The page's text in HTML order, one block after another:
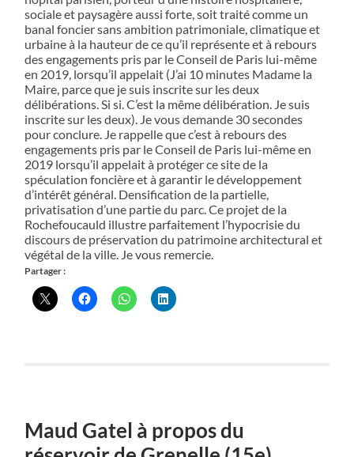
sociale et paysagère aussi forte, soit traité comme un
banal foncier sans ambition patrimoniale, climatique et
urbaine à la hauteur de ce qu’il représente et à rebours
des engagements pris par le Conseil de Paris lui-même
en 2019, lorsqu’il appelait (J’ai 10 minutes Madame la
Maire, parce que je suis inscrite sur les deux
délibérations. Si si. C’est la même délibération. Je suis
inscrite sur les deux). Je vous demande 30 secondes
pour conclure. Je rappelle que c’est à rebours des
engagements pris par le Conseil de Paris lui-même en
2019 lorsqu’il appelait à protéger ce site de la
spéculation foncière et à garantir le développement
d’intérêt général. Densification de la partielle,
privatisation d’une partie du parc. Ce projet de la
Rochefoucauld illustre parfaitement l’hypocrisie du
discours de préservation du patrimoine architectural et
végétal de la ville. Je vous remercie.
Partager :
Maud Gatel à propos du